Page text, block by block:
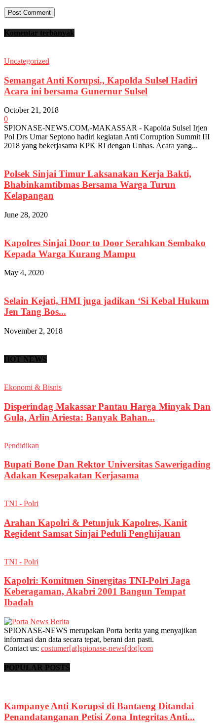
Komentar terbanyak
Uncategorized
Semangat Anti Korupsi., Kapolda Sulsel Hadiri
Acara ini bersama Gunernur Sulsel
October 21, 2018
0
SPIONASE-NEWS.COM,-MAKASSAR - Kapolda Sulsel Irjen
Pol Drs Umar Septono hadiri kegiatan Anti Corruption Summit III
2018 yang bekerjasama KPK RI dengan Unhas. Acara yang...
Polsek Sinjai Timur Laksanakan Kerja Bakti,
Bhabinkamtibmas Bersama Warga Turun
Kelapangan
June 28, 2020
Kapolres Sinjai Door to Door Serahkan Sembako
Kepada Warga Kurang Mampu
May 4, 2020
Selain Kejati, HMI juga jadikan ‘Si Kebal Hukum
Jen Tang Bos...
November 2, 2018
HOT NEWS
Ekonomi & Bisnis
Disperindag Makassar Pantau Harga Minyak Dan
Gula, Arlin Ariesta: Banyak Bahan...
Pendidikan
Bupati Bone Dan Rektor Universitas Sawerigading
Adakan Kesepakatan Kerjasama
TNI - Polri
Arahan Kapolri & Petunjuk Kapolres, Kanit
Regident Samsat Sinjai Peduli Penghijauan
TNI - Polri
Kapolri: Komitmen Sinergitas TNI-Polri Jaga
Keberagaman, Akabri 2001 Bangun Tempat
Ibadah
SPIONASE-NEWS merupakan Porta berita yang menyajikan
informasi dan data secara tepat, berani dan pasti.
Contact us: costumer[at]spionase-news[dot]com
POPULAR POSTS
Kampanye Anti Korupsi di Bantaeng Ditandai
Penandatanganan Petisi Zona Integritas Anti...